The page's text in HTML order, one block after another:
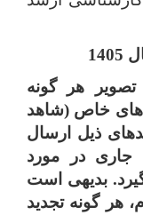
تصویر هر گونه
های خاص (شاهد
ذیل ارسال
جاری در مورد
بدیهی است
هر گونه تجدید